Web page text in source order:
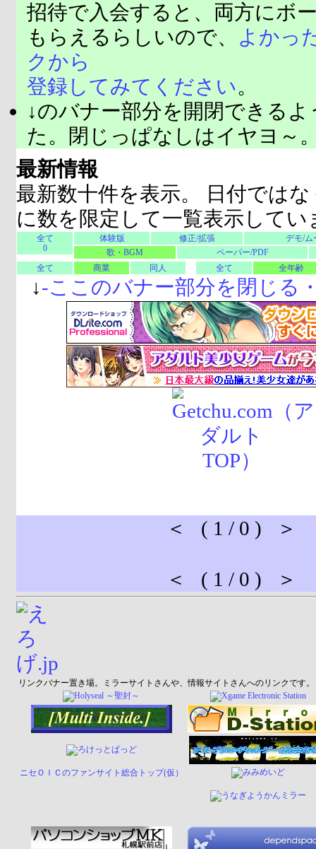
招待で入会すると、両方にボ
もらえるらしいので、
よかっ
クから
登録してみてください。
↓のバナー部分を開閉できる
た。閉じっぱなしはイヤヨ～
最新情報
最新数十件を表示。 日付では
に数を限定して一覧表示してい
全て
0
体験版 修正/拡張
デモ/ム
歌・BGM
ペーパー/PDF
全て
商業 同人 全て 全年齢
↓-ここのバナー部分を閉じる
＜ ( 1 / 0 ) ＞
＜ ( 1 / 0 ) ＞
リンクバナー置き場。ミラーサイトさんや、情報サイトさんへのリンクです。
ニセＯＩＣのファンサイト総合トップ(仮）